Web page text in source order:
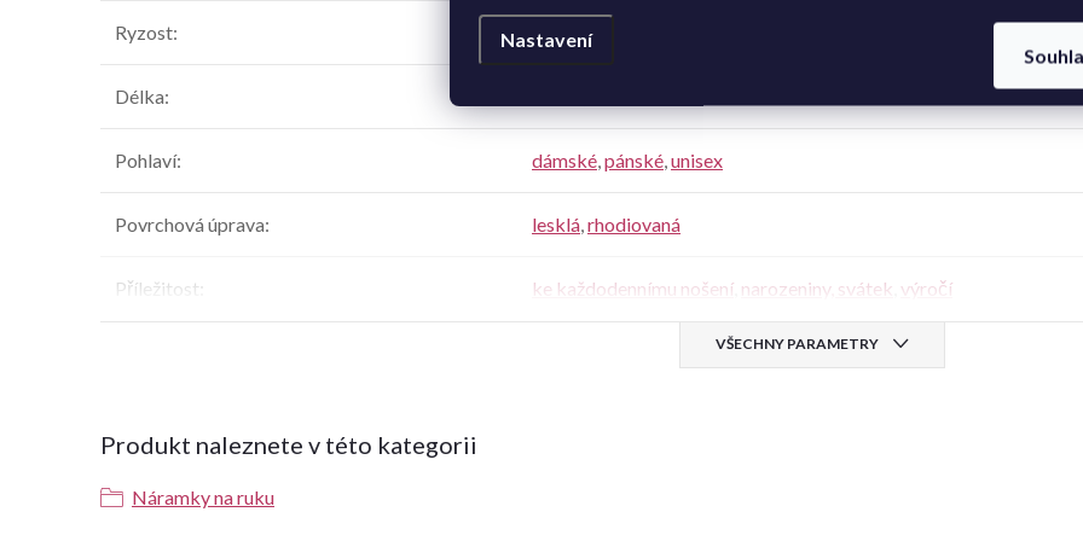
Nastavení
Ryzost: 925/1000
Délka:
Pohlaví: dámské,pánské,unisex
Povrchová úprava: lesklá,rhodiovaná
Příležitost ke každodennímu nošení narozeniny, svátek výročí
VŠECHNY PARAMETRY
Produkt naleznete v této kategorii
Náramky na ruku